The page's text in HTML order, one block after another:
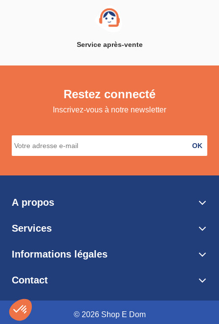
Service après-vente
Restez connecté
Inscrivez-vous à notre newsletter
OK
A propos
Services
Informations légales
Contact
© 2026 Shop E Dom